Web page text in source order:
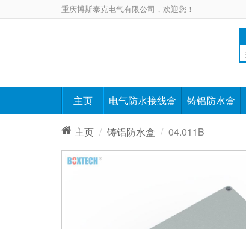
重庆博斯泰克电气有限公司，欢迎您！
主页 电气防水接线盒 铸铝防水盒
主页 铸铝防水盒 04.011B